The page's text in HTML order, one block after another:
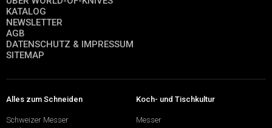
KATALOG
NEWSLETTER
AGB
DATENSCHUTZ & IMPRESSUM
SITEMAP
Alles zum Schneiden
Schweizer Messer
Koch- und Tischkultur
Messer